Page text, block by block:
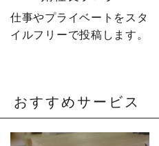
仕事やプライベートをスタ
イルフリーで投稿します。
おすすめサービス